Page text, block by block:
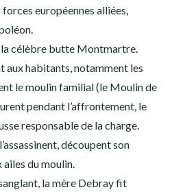
européennes alliées,
la célèbre butte Montmartre.
aux habitants, notamment les
le moulin familial (le Moulin de
pendant l’affrontement, le
responsable de la charge.
découpent son
du moulin.
la mère Debray fit